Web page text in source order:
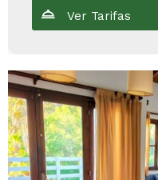
Ver Tarifas